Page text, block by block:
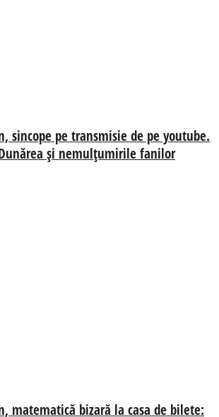
sincope pe transmisie de pe youtube.
și nemulțumirile fanilor
matematică bizară la casa de bilete: